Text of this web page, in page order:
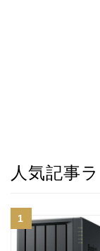
人気記事